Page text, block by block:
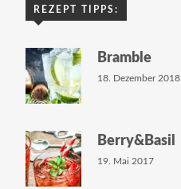
REZEPT TIPPS:
Bramble
18. Dezember 2018
Berry&Basil
19. Mai 2017